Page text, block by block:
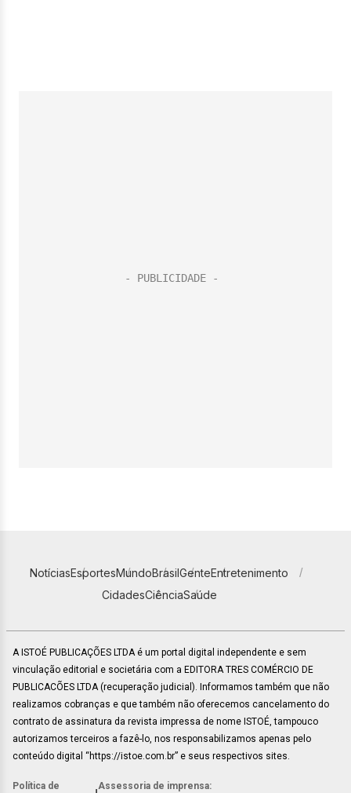
NotíciasEsportesMundoBrasilGenteEntretenimento
CidadesCiênciaSaúde
A ISTOÉ PUBLICAÇÕES LTDA é um portal digital independente e sem
vinculação editorial e societária com a EDITORA TRES COMÉRCIO DE
PUBLICACÕES LTDA (recuperação judicial). Informamos também que não
realizamos cobranças e que também não oferecemos cancelamento do
contrato de assinatura da revista impressa de nome ISTOÉ, tampouco
autorizamos terceiros a fazê-lo, nos responsabilizamos apenas pelo
conteúdo digital “https://istoe.com.br” e seus respectivos sites.
Política de Assessoria de imprensa: